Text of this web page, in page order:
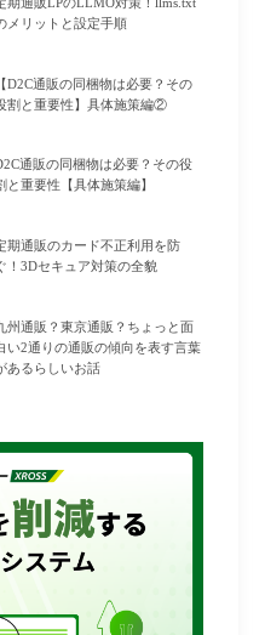
メリットと設定手順
【D2C通販の同梱物は必要？その
割と重要性】具体施策編②
通販の同梱物は必要？その役
と重要性【具体施策編】
期通販のカード不正利用を防
！3Dセキュア対策の全貌
州通販？東京通販？ちょっと面
い2通りの通販の傾向を表す言葉
あるらしいお話